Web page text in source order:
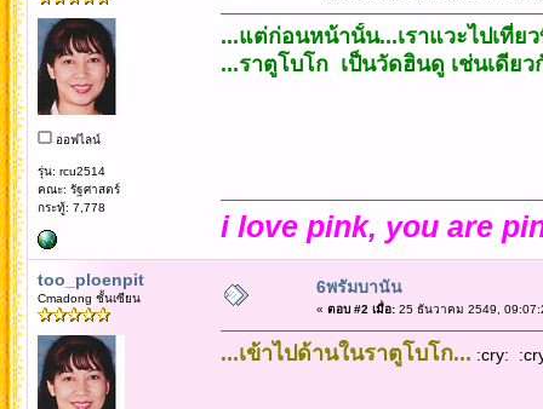
ออฟไลน์
รุ่น: rcu2514
คณะ: รัฐศาสตร์
กระทู้: 7,778
...แต่ก่อนหน้านั้น...เราแวะไปเที่ย
...ราตูโบโก เป็นวัดฮินดู เช่นเดีย
i love pink, you are
too_ploenpit
Cmadong ชั้นเซียน
6พรัมบานัน
« ตอบ #2 เมื่อ:25 ธันวาคม 2549,
...เข้าไปด้านในราตูโบโก... :cry: